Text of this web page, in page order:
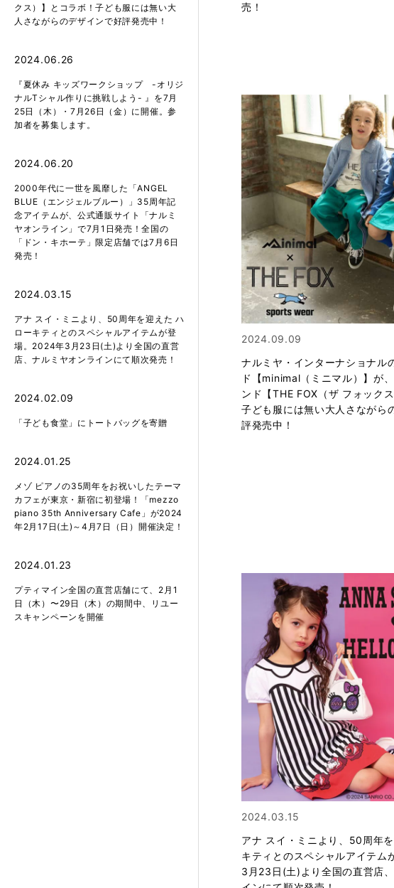
売！
2024.09.09
ナルミヤ・インターナショナル
ド【minimal（ミニマル）】が
ンド【THE FOX（ザ フォック
子ども服には無い大人さながら
評発売中！
2024.03.15
アナ スイ・ミニより、50周年
キティとのスペシャルアイテム
3月23日(土)より全国の直営店
クス）】とコラボ！子ども服には無い大
人さながらのデザインで好評発売中！
2024.06.26
『夏休み キッズワークショップ -オリジ
ナルTシャル作りに挑戦しよう- 』を7月
25日（木）・7月26日（金）に開催。参
加者を募集します。
2024.06.20
2000年代に⼀世を⾵靡した「ANGEL
BLUE（エンジェルブルー）」35周年記
念アイテムが、公式通販サイト「ナルミ
ヤオンライン」で7月1日発売！全国の
「ドン・キホーテ」限定店舗では7月6日
発売！
2024.03.15
アナ スイ・ミニより、50周年を迎えた ハ
ローキティとのスペシャルアイテムが登
場。2024年3月23日(土)より全国の直営
店、ナルミヤオンラインにて順次発売！
2024.02.09
「子ども食堂」にトートバッグを寄贈
2024.01.25
メゾ ピアノの35周年をお祝いしたテーマ
カフェが東京・新宿に初登場！「mezzo
piano 35th Anniversary Cafe」が2024
年2月17日(土)～4月7日（日）開催決定！
2024.01.23
プティマイン全国の直営店舗にて、2月1
日（木）〜29日（木）の期間中、リユー
スキャンペーンを開催